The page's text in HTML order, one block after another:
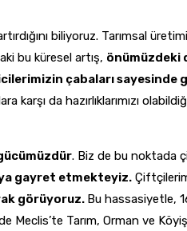
biliyoruz. Tarımsal
bu küresel artış, önümüzdeki
çabaları
karşı da hazırlıklarımızı
. Biz de bu noktada
gayret etmekteyiz.
görüyoruz. Bu hassasiyetle,
Meclis’te Tarım, Orman ve